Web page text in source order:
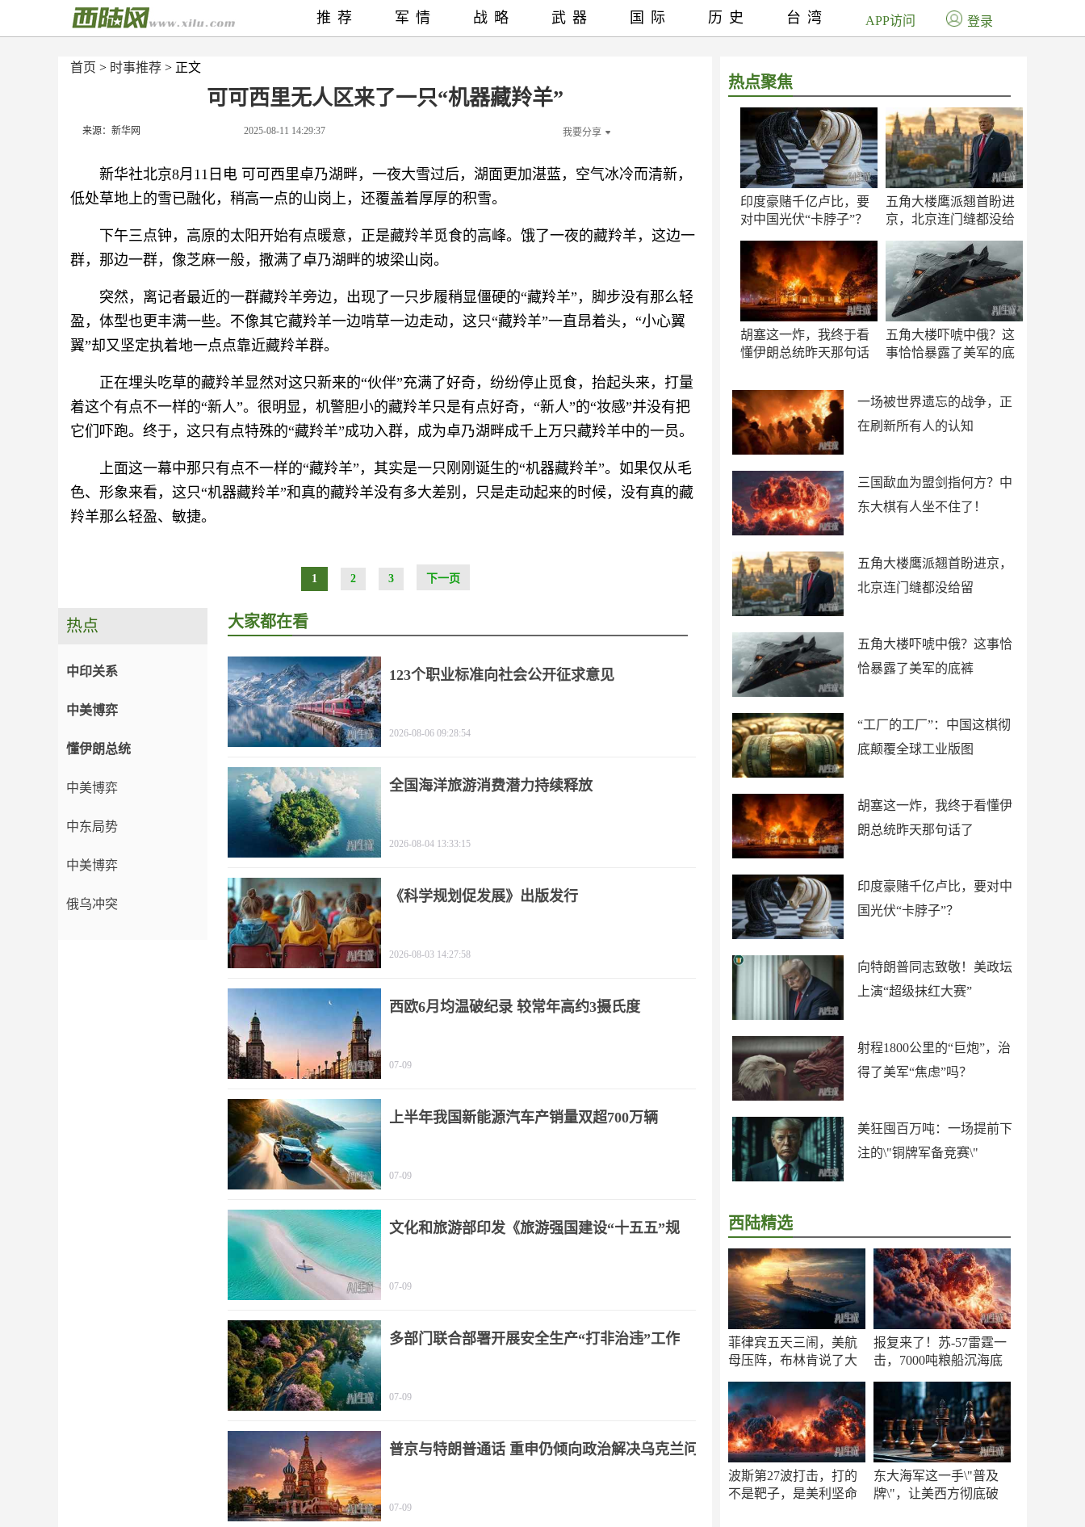
首页 > 时事推荐 > 正文
可可西里无人区来了一只“机器藏羚羊”
来源：新华网 2025-08-11 14:29:37 我要分享
新华社北京8月11日电 可可西里卓乃湖畔，一夜大雪过后，湖面更加湛蓝，空气冰冷而清新，
低处草地上的雪已融化，稍高一点的山岗上，还覆盖着厚厚的积雪。
下午三点钟，高原的太阳开始有点暖意，正是藏羚羊觅食的高峰。饿了一夜的藏羚羊，这边一
群，那边一群，像芝麻一般，撒满了卓乃湖畔的坡梁山岗。
突然，离记者最近的一群藏羚羊旁边，出现了一只步履稍显僵硬的“藏羚羊”，脚步没有那么轻
盈，体型也更丰满一些。不像其它藏羚羊一边啃草一边走动，这只“藏羚羊”一直昂着头，“小心翼
翼”却又坚定执着地一点点靠近藏羚羊群。
正在埋头吃草的藏羚羊显然对这只新来的“伙伴”充满了好奇，纷纷停止觅食，抬起头来，打量
着这个有点不一样的“新人”。很明显，机警胆小的藏羚羊只是有点好奇，“新人”的“妆感”并没有把
它们吓跑。终于，这只有点特殊的“藏羚羊”成功入群，成为卓乃湖畔成千上万只藏羚羊中的一员。
上面这一幕中那只有点不一样的“藏羚羊”，其实是一只刚刚诞生的“机器藏羚羊”。如果仅从毛
色、形象来看，这只“机器藏羚羊”和真的藏羚羊没有多大差别，只是走动起来的时候，没有真的藏
羚羊那么轻盈、敏捷。
1 2 3 下一页
热点聚焦
印度豪赌千亿卢比，要
对中国光伏“卡脖子”？
五角大楼鹰派翘首盼进
京，北京连门缝都没给
胡塞这一炸，我终于看
懂伊朗总统昨天那句话
五角大楼吓唬中俄？这
事恰恰暴露了美军的底
一场被世界遗忘的战争，正
在刷新所有人的认知
三国歃血为盟剑指何方？中
东大棋有人坐不住了！
五角大楼鹰派翘首盼进京，
北京连门缝都没给留
五角大楼吓唬中俄？这事恰
恰暴露了美军的底裤
“工厂的工厂”：中国这棋彻
底颠覆全球工业版图
胡塞这一炸，我终于看懂伊
朗总统昨天那句话了
印度豪赌千亿卢比，要对中
国光伏“卡脖子”？
向特朗普同志致敬！美政坛
上演“超级抹红大赛”
射程1800公里的“巨炮”，治
得了美军“焦虑”吗？
美狂囤百万吨：一场提前下
注的\"铜牌军备竞赛\"
西陆精选
菲律宾五天三闹，美航
母压阵，布林肯说了大
报复来了！苏-57雷霆一
击，7000吨粮船沉海底
波斯第27波打击，打的
不是靶子，是美利坚命
东大海军这一手\"普及
牌\"，让美西方彻底破
推荐 军情 战略 武器 国际 历史 台湾 APP访问 登录
热点
中印关系
中美博弈
懂伊朗总统
中美博弈
中东局势
中美博弈
俄乌冲突
大家都在看
123个职业标准向社会公开征求意见
2026-08-06 09:28:54
全国海洋旅游消费潜力持续释放
2026-08-04 13:33:15
《科学规划促发展》出版发行
2026-08-03 14:27:58
西欧6月均温破纪录 较常年高约3摄氏度
07-09
上半年我国新能源汽车产销量双超700万辆
07-09
文化和旅游部印发《旅游强国建设“十五五”规
07-09
多部门联合部署开展安全生产“打非治违”工作
07-09
普京与特朗普通话 重申仍倾向政治解决乌克兰问
07-09